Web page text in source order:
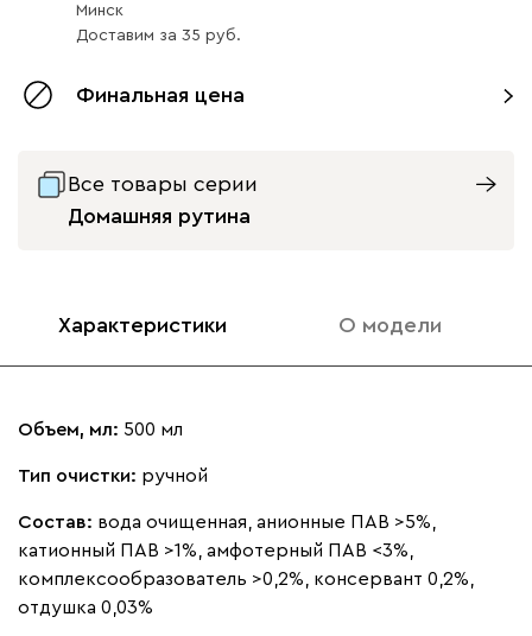
Минск
Доставим за 35
Финальная цена
Все товары серии
Домашняя рутина
Характеристики О модели
Объем, мл: 500 мл
Тип очистки: ручной
Состав: вода очищенная, анионные ПАВ >5%,
катионный ПАВ >1%, амфотерный ПАВ <3%,
комплексообразователь >0,2%, консервант 0,2%,
отдушка 0,03%